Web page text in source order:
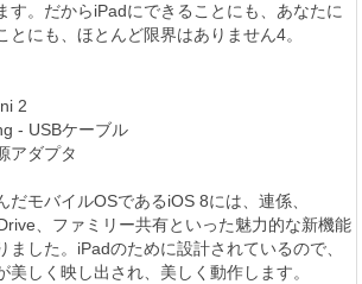
す。だからiPadにできることにも、あなたに
とにも、ほとんど限界はありません4。
2
- USBケーブル
アダプタ
だモバイルOSであるiOS 8には、連係、
、ファミリー共有といった魅力的な新機能
ました。iPadのために設計されているので、
美しく映し出され、美しく動作します。